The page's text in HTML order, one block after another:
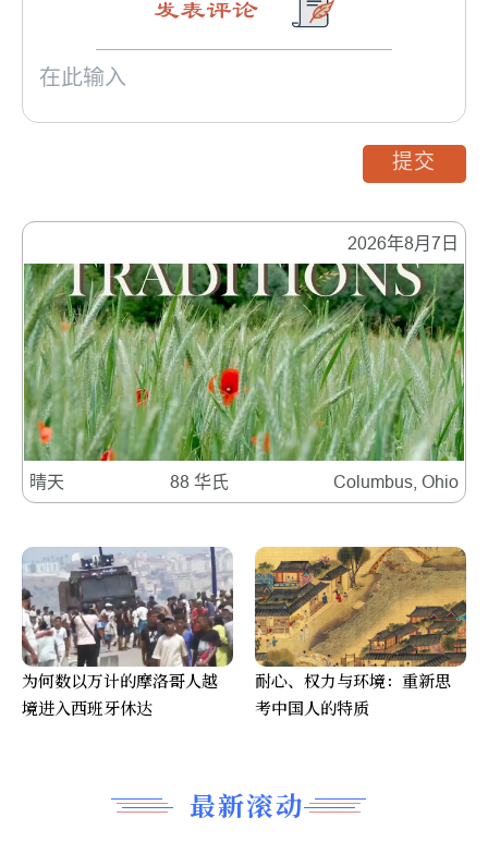
2026年8月7日
晴天 88 华氏 Columbus, Ohio
最新滚动
发表评论
提交
为何数以万计的摩洛哥人越
境进入西班牙休达
耐心、权力与环境：重新思
考中国人的特质